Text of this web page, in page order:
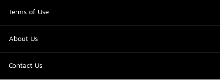
Terms of Use
About Us
Contact Us